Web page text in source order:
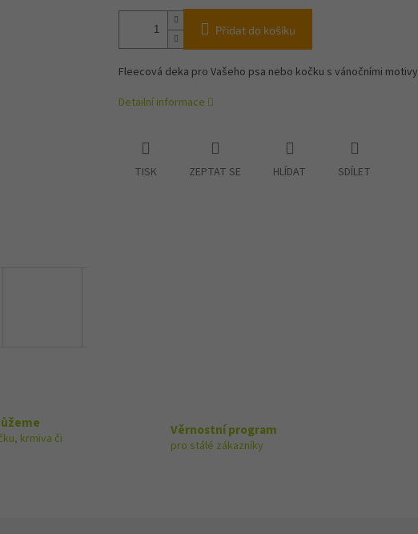
Přidat do košíku
Fleecová deka pro Vašeho psa nebo kočku s vánočními motivy
Detailní informace
TISK ZEPTAT SE HLÍDAT SDÍLET
krmiva či
Věrnostní program
pro stálé zákazníky